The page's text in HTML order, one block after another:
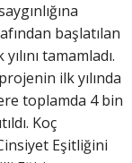
başlatılan
tamamladı.
ilk yılında
toplamda 4 bin
Koç
Eşitliğini